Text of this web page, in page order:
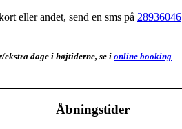
eller andet, send en sms på 28936046
dage i højtiderne, se i online booking
Åbningstider